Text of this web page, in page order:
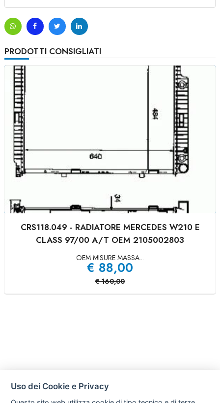
PRODOTTI CONSIGLIATI
CRS118.049 - RADIATORE MERCEDES W210 E
CLASS 97/00 A/T OEM 2105002803
OEM MISURE MASSA...
€ 88,00
€ 160,00
Uso dei Cookie e Privacy